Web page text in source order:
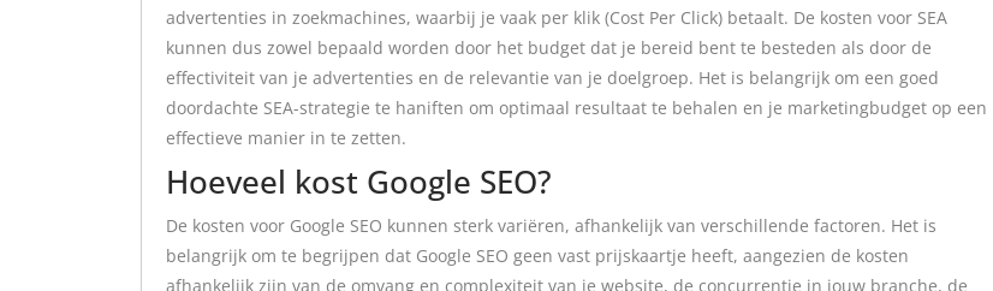
advertenties in zoekmachines, waarbij je vaak per klik (Cost Per Click) betaalt. De kosten voor SEA
kunnen dus zowel bepaald worden door het budget dat je bereid bent te besteden als door de
effectiviteit van je advertenties en de relevantie van je doelgroep. Het is belangrijk om een goed
doordachte SEA-strategie te haniften om optimaal resultaat te behalen en je marketingbudget op een
effectieve manier in te zetten.
Hoeveel kost Google SEO?
De kosten voor Google SEO kunnen sterk variëren, afhankelijk van verschillende factoren. Het is
belangrijk om te begrijpen dat Google SEO geen vast prijskaartje heeft, aangezien de kosten
afhankelijk zijn van de omvang en complexiteit van je website, de concurrentie in jouw branche, de